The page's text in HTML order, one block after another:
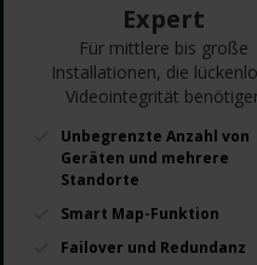
Expert
Für mittlere bis große
Installationen, die
Videointegrität
Unbegrenzte Anzahl von
Geräten und mehrere
Standorte
Smart Map-Funktion
Failover und Redundanz